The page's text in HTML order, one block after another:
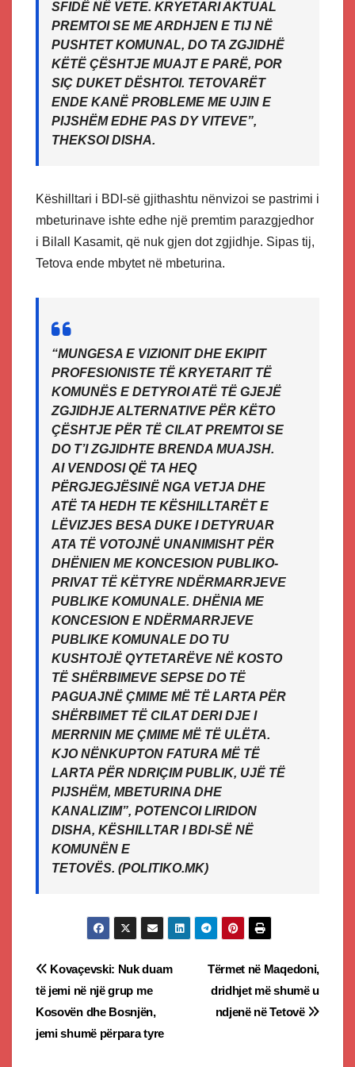
SFIDË NË VETE. KRYETARI AKTUAL
PREMTOI SE ME ARDHJEN E TIJ NË
PUSHTET KOMUNAL, DO TA ZGJIDHË
KËTË ÇËSHTJE MUAJT E PARË, POR
SIÇ DUKET DËSHTOI. TETOVARËT
ENDE KANË PROBLEME ME UJIN E
PIJSHËM EDHE PAS DY VITEVE”,
THEKSOI DISHA.
Këshilltari i BDI-së gjithashtu nënvizoi se pastrimi i
mbeturinave ishte edhe një premtim parazgjedhor
i Bilall Kasamit, që nuk gjen dot zgjidhje. Sipas tij,
Tetova ende mbytet në mbeturina.
“MUNGESA E VIZIONIT DHE EKIPIT
PROFESIONISTE TË KRYETARIT TË
KOMUNËS E DETYROI ATË TË GJEJË
ZGJIDHJE ALTERNATIVE PËR KËTO
ÇËSHTJE PËR TË CILAT PREMTOI SE
DO T’I ZGJIDHTE BRENDA MUAJSH.
AI VENDOSI QË TA HEQ
PËRGJEGJËSINË NGA VETJA DHE
ATË TA HEDH TE KËSHILLTARËT E
LËVIZJES BESA DUKE I DETYRUAR
ATA TË VOTOJNË UNANIMISHT PËR
DHËNIEN ME KONCESION PUBLIKO-
PRIVAT TË KËTYRE NDËRMARRJEVE
PUBLIKE KOMUNALE. DHËNIA ME
KONCESION E NDËRMARRJEVE
PUBLIKE KOMUNALE DO TU
KUSHTOJË QYTETARËVE NË KOSTO
TË SHËRBIMEVE SEPSE DO TË
PAGUAJNË ÇMIME MË TË LARTA PËR
SHËRBIMET TË CILAT DERI DJE I
MERRNIN ME ÇMIME MË TË ULËTA.
KJO NËNKUPTON FATURA MË TË
LARTA PËR NDRIÇIM PUBLIK, UJË TË
PIJSHËM, MBETURINA DHE
KANALIZIM”, POTENCOI LIRIDON
DISHA, KËSHILLTAR I BDI-SË NË
KOMUNËN E
TETOVËS. (POLITIKO.MK)
Post
navigation
Tërmet në Maqedoni,
dridhjet më shumë u
ndjenë në Tetovë
Kovaçevski: Nuk duam
të jemi në një grup me
Kosovën dhe Bosnjën,
jemi shumë përpara tyre